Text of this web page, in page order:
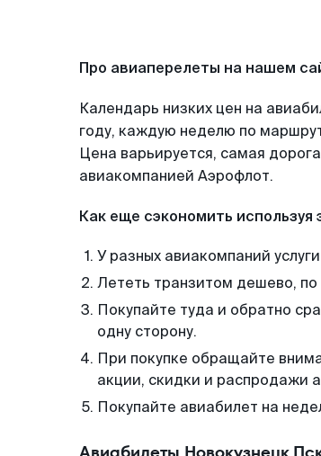
Про авиаперелеты на нашем
Календарь низких цен на
году, каждую неделю по
Цена варьируется, самая
авиакомпанией Аэрофлот.
Как еще сэкономить
У разных авиакомпаний
Лететь транзитом дешево, по
Покупайте туда и обратно
одну сторону.
При покупке обращайте
акции, скидки и распродажи
Покупайте авиабилет на